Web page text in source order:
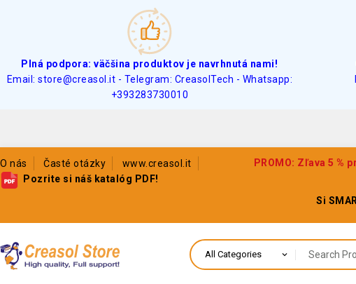
Plná podpora: väčšina produktov je navrhnutá nami!
Email: store@creasol.it - Telegram: CreasolTech - Whatsapp:
+393283730010
O nás Časté otázky
www.creasol.it
Pozrite si náš katalóg PDF!
PROMO: Zľava 5 %
Si